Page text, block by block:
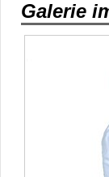
Galerie